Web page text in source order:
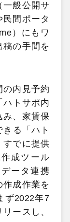
一般公開サ
間ポータ
）にもワ
稿の手間を
の内見予約
ハトサポ内
み、家賃保
る「ハト
すでに提供
成ツール
ータ連携
作成作業を
ず2022年7
ースし、